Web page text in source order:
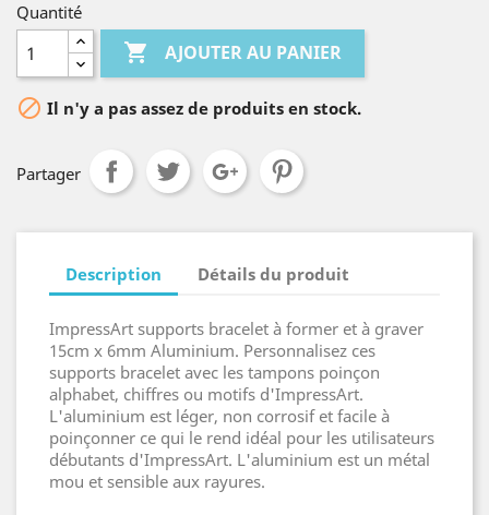
Quantité
 AJOUTER AU PANIER
 Il n'y a pas assez de produits en stock.
Partager
Description Détails du produit
ImpressArt supports bracelet à former et à graver
15cm x 6mm Aluminium. Personnalisez ces
supports bracelet avec les tampons poinçon
alphabet, chiffres ou motifs d'ImpressArt.
L'aluminium est léger, non corrosif et facile à
poinçonner ce qui le rend idéal pour les utilisateurs
débutants d'ImpressArt. L'aluminium est un métal
mou et sensible aux rayures.